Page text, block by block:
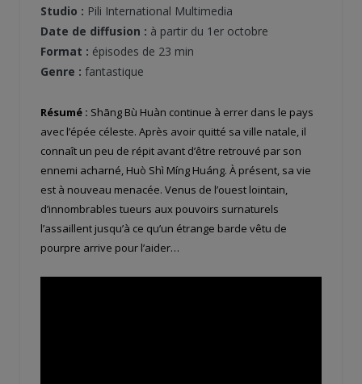
Studio : Pili International Multimedia
Date de diffusion : à partir du 1er octobre
Format : épisodes de 23 min
Genre : fantastique
Résumé : Shāng Bù Huàn continue à errer dans le pays
avec l’épée céleste. Après avoir quitté sa ville natale, il
connaît un peu de répit avant d’être retrouvé par son
ennemi acharné, Huò Shì Míng Huáng. À présent, sa vie
est à nouveau menacée. Venus de l’ouest lointain,
d’innombrables tueurs aux pouvoirs surnaturels
l’assaillent jusqu’à ce qu’un étrange barde vêtu de
pourpre arrive pour l’aider…